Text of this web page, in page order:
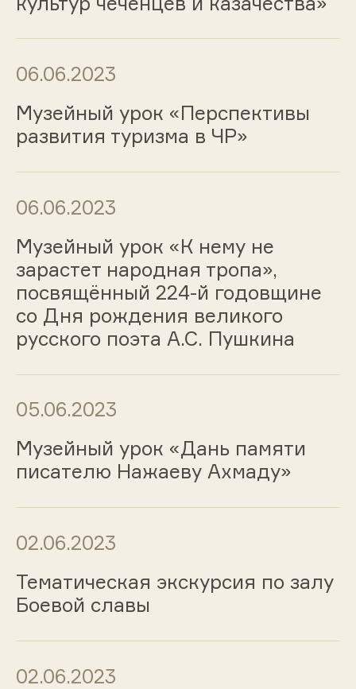
06.06.2023
Музейный урок «Перспективы
развития туризма в ЧР»
06.06.2023
Музейный урок «К нему не
зарастет народная тропа»,
посвящённый 224-й годовщине
со Дня рождения великого
русского поэта А.С. Пушкина
05.06.2023
Музейный урок «Дань памяти
писателю Нажаеву Ахмаду»
02.06.2023
Тематическая экскурсия по залу
Боевой славы
02.06.2023